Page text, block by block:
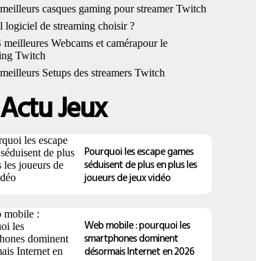
Actu Jeux
Pourquoi les escape games
séduisent de plus en plus les
joueurs de jeux vidéo
Web mobile : pourquoi les
smartphones dominent
désormais Internet en 2026